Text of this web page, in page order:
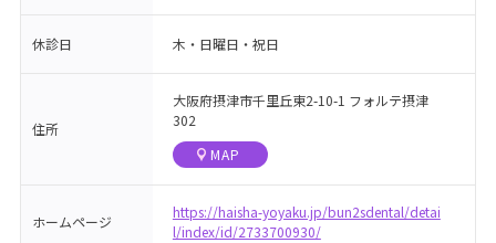
休診日 木・日曜日・祝日
住所
大阪府摂津市千里丘東2-10-1 フォルテ摂津
302
MAP
ホームページ
https://haisha-yoyaku.jp/bun2sdental/detai
l/index/id/2733700930/